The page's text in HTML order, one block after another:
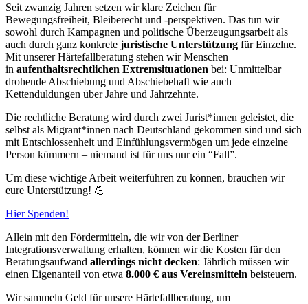
Seit zwanzig Jahren setzen wir klare Zeichen für
Bewegungsfreiheit, Bleiberecht und -perspektiven. Das tun wir
sowohl durch Kampagnen und politische Überzeugungsarbeit als
auch durch ganz konkrete juristische Unterstützung für Einzelne.
Mit unserer Härtefallberatung stehen wir Menschen
in aufenthaltsrechtlichen Extremsituationen bei: Unmittelbar
drohende Abschiebung und Abschiebehaft wie auch
Kettenduldungen über Jahre und Jahrzehnte.
Die rechtliche Beratung wird durch zwei Jurist*innen geleistet, die
selbst als Migrant*innen nach Deutschland gekommen sind und sich
mit Entschlossenheit und Einfühlungsvermögen um jede einzelne
Person kümmern – niemand ist für uns nur ein “Fall”.
Um diese wichtige Arbeit weiterführen zu können, brauchen wir
eure Unterstützung! 💪
Hier Spenden!
Allein mit den Fördermitteln, die wir von der Berliner
Integrationsverwaltung erhalten, können wir die Kosten für den
Beratungsaufwand allerdings nicht decken: Jährlich müssen wir
einen Eigenanteil von etwa 8.000 € aus Vereinsmitteln beisteuern.
Wir sammeln Geld für unsere Härtefallberatung, um